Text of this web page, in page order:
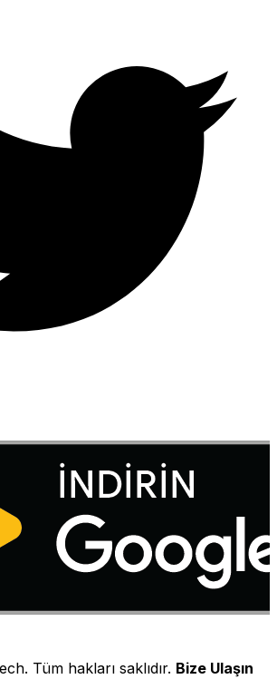
Tüm hakları saklıdır. Bize Ulaşın